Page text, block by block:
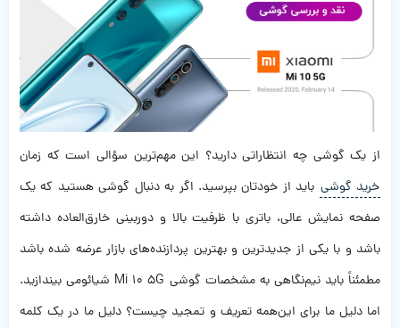
از یک گوشی چه انتظاراتی دارید؟ این مهم‌ترین سؤالی است که زمان
خرید گوشی باید از خودتان بپرسید. اگر به دنبال گوشی هستید که یک
صفحه‌ نمایش عالی، باتری با ظرفیت بالا و دوربینی خارق‌العاده داشته
باشد و با یکی از جدیدترین و بهترین پردازنده‌های بازار عرضه شده باشد
مطمئناً باید نیم‌نگاهی به مشخصات گوشی Mi 10 5G شیائومی بیندازید.
اما دلیل ما برای این‌همه تعریف و تمجید چیست؟ دلیل ما در یک کلمه